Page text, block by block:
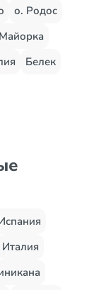
о. Родос
Белек
Италия